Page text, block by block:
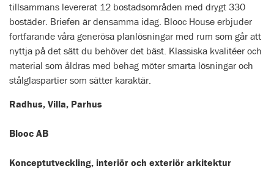
tillsammans levererat 12 bostadsområden med drygt 330
bostäder. Briefen är densamma idag. Blooc House erbjuder
fortfarande våra generösa planlösningar med rum som går att
nyttja på det sätt du behöver det bäst. Klassiska kvalitéer och
material som åldras med behag möter smarta lösningar och
stålglaspartier som sätter karaktär.
Radhus, Villa, Parhus
Blooc AB
Konceptutveckling, interiör och exteriör arkitektur